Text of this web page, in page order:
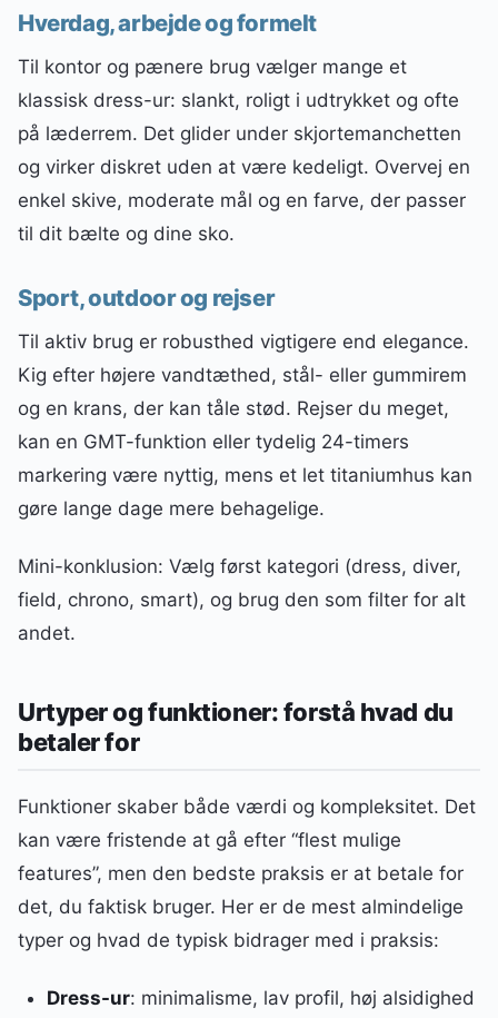
Hverdag, arbejde og formelt
Til kontor og pænere brug vælger mange et
klassisk dress-ur: slankt, roligt i udtrykket og ofte
på læderrem. Det glider under skjortemanchetten
og virker diskret uden at være kedeligt. Overvej en
enkel skive, moderate mål og en farve, der passer
til dit bælte og dine sko.
Sport, outdoor og rejser
Til aktiv brug er robusthed vigtigere end elegance.
Kig efter højere vandtæthed, stål- eller gummirem
og en krans, der kan tåle stød. Rejser du meget,
kan en GMT-funktion eller tydelig 24-timers
markering være nyttig, mens et let titaniumhus kan
gøre lange dage mere behagelige.
Mini-konklusion: Vælg først kategori (dress, diver,
field, chrono, smart), og brug den som filter for alt
andet.
Urtyper og funktioner: forstå hvad du
betaler for
Funktioner skaber både værdi og kompleksitet. Det
kan være fristende at gå efter “flest mulige
features”, men den bedste praksis er at betale for
det, du faktisk bruger. Her er de mest almindelige
typer og hvad de typisk bidrager med i praksis:
Dress-ur: minimalisme, lav profil, høj alsidighed